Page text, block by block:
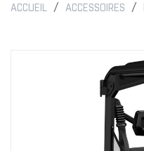
ACCUEIL ACCESSOIRES